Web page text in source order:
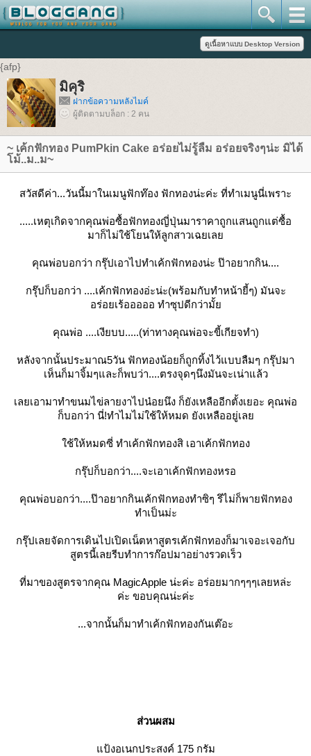
{afp}
มิคุริ
ฝากข้อความหลังไมค์
ผู้ติดตามบล็อก : 2 คน
~ เค้กฟักทอง PumPkin Cake อร่อยไม่รู้ลืม อร่อยจริงๆน่ะ มิได้
โม้..ม..ม~
สวัสดีค่า...วันนี้มาในเมนูฟักท๊อง ฟักทองน่ะค่ะ ที่ทำเมนูนี่เพราะ
.....เหตุเกิดจากคุณพ่อซื้อฟักทองญี่ปุ่นมาราคาถูกแสนถูกแต่ซื้อ
มาก็ไม่ใช้โยนให้ลูกสาวเฉยเลย
คุณพ่อบอกว่า กรุ๊ปเอาไปทำเค้กฟักทองน่ะ ป๊าอยากกิน....
กรุ๊ปก็บอกว่า ....เค้กฟักทองอ่ะน่ะ(พร้อมกับทำหน้ายี้ๆ) มันจะ
อร่อยเร้อออออ ทำซุปดีกว่ามั้ย
คุณพ่อ ....เงียบบ.....(ท่าทางคุณพ่อจะขี้เกียจทำ)
หลังจากนั้นประมาณ5วัน ฟักทองน้อยก็ถูกทิ้งไว้แบบลืมๆ กรุ๊ปมา
เห็นก็มาจิ้มๆและก็พบว่า....ตรงจุดๆนึงมันจะเน่าแล้ว
เลยเอามาทำขนมไข่ลายงาไปน๋อยนึง ก็ยังเหลืออีกตั้งเยอะ คุณพ่อ
ก็บอกว่า นี่!ทำไมไม่ใช้ให้หมด ยังเหลืออยู่เลย
ใช้ให้หมดซี่ ทำเค้กฟักทองสิ เอาเค้กฟักทอง
กรุ๊ปก็บอกว่า....จะเอาเค้กฟักทองหรอ
คุณพ่อบอกว่า....ป๊าอยากกินเค้กฟักทองทำซิๆ รึไม่ก็พายฟักทอง
ทำเป็นม่ะ
กรุ๊ปเลยจัดการเดินไปเปิดเน็ตหาสูตรเค้กฟักทองก็มาเจอะเจอกับ
สูตรนี้เลยรีบทำการก๊อปมาอย่างรวดเร็ว
ที่มาของสูตรจากคุณ MagicApple น่ะค่ะ อร่อยมากๆๆๆเลยหล่ะ
ค่ะ ขอบคุณน่ะค่ะ
...จากนั้นก็มาทำเค้กฟักทองกันเต๊อะ
ส่วนผสม
แป้งอเนกประสงค์ 175 กรัม